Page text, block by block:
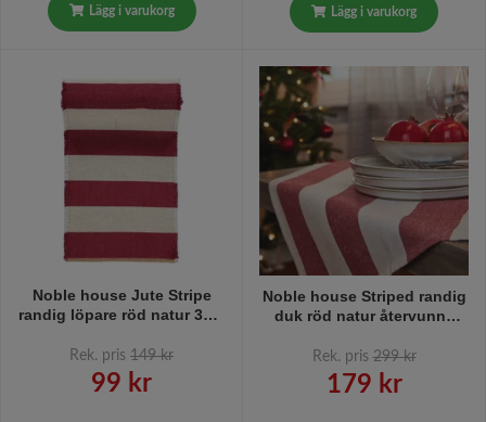
Lägg i varukorg Lägg i varukorg
Noble house Jute Stripe
randig löpare röd natur 35 x
Rek. pris 149 kr
99 kr
Noble house Striped randig
duk röd natur återvunna
Rek. pris 299 kr
179 kr